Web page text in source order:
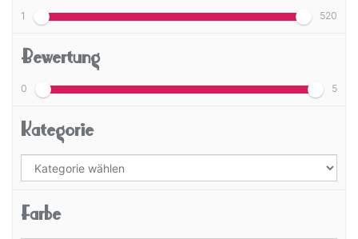
1 520
Bewertung
0 5
Kategorie
Farbe